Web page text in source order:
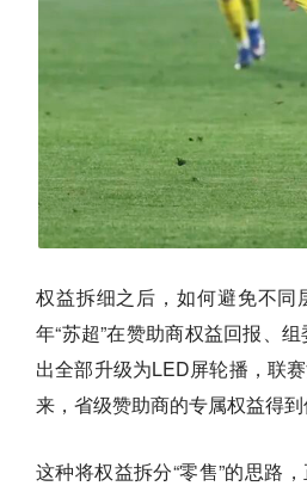
权益拆细之后，如何避免不
年“苏超”在赞助商权益回报、
出全部升级为LED屏轮播，联
来，省级赞助商的专属权益得
这种将权益拆分“零售”的思路